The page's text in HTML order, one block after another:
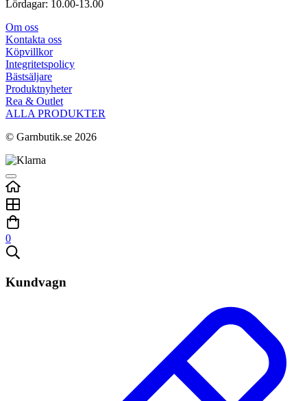
Lördagar: 10.00-13.00
Om oss
Kontakta oss
Köpvillkor
Integritetspolicy
Bästsäljare
Produktnyheter
Rea & Outlet
ALLA PRODUKTER
© Garnbutik.se 2026
0
Kundvagn